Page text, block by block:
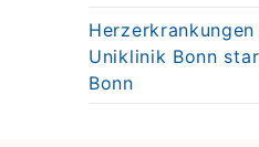
Uniklinik Bonn
Bonn